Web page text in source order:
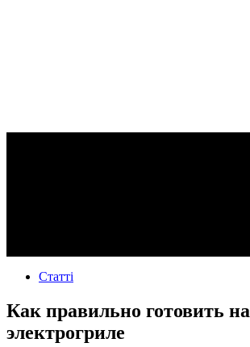
Статті
Как правильно готовить на
электрогриле